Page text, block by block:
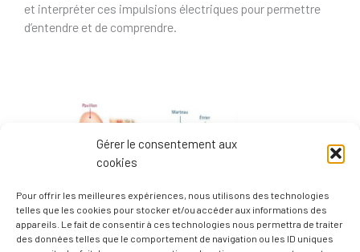
Gérer le consentement aux
cookies
Pour offrir les meilleures expériences, nous utilisons des technologies
telles que les cookies pour stocker et/ou accéder aux informations des
appareils. Le fait de consentir à ces technologies nous permettra de traiter
des données telles que le comportement de navigation ou les ID uniques
et interpréter ces impulsions électriques pour permettre
d’entendre et de comprendre.